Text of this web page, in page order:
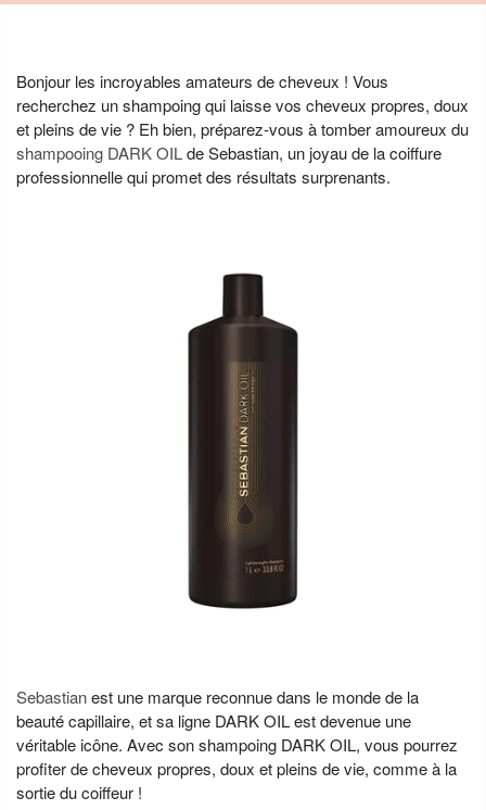
Bonjour les incroyables amateurs de cheveux ! Vous
recherchez un shampoing qui laisse vos cheveux propres, doux
et pleins de vie ? Eh bien, préparez-vous à tomber amoureux du
shampooing DARK OILde Sebastian, un joyau de la coiffure
professionnelle qui promet des résultats surprenants.
Sebastianest une marque reconnue dans le monde de la
beauté capillaire, et sa ligne DARK OIL est devenue une
véritable icône. Avec son shampoing DARK OIL, vous pourrez
profiter de cheveux propres, doux et pleins de vie, comme à la
sortie du coiffeur !